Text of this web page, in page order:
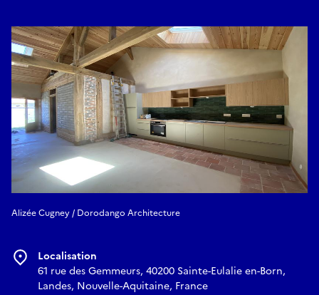
fondatrice deDorodango Architecture, dans ses propres
locaux qui allient patrimoine rural et habitat contemporain.
Places limitées, inscription obligatoire par mail à :
dorodango.architecture@gmail.com
E-mail
dorodango.architecture@gmail.com
Alizée Cugney / Dorodango Architecture
Localisation
61 rue des Gemmeurs, 40200 Sainte-Eulalie en-Born,
Landes, Nouvelle-Aquitaine, France